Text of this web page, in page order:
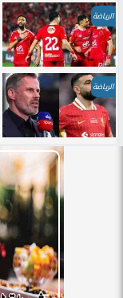
الرياضة
الرياضة